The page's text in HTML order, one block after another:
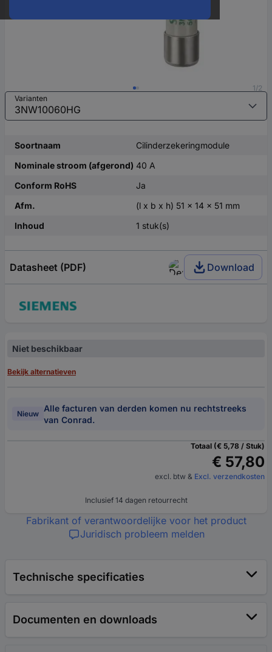
1/2
Varianten
Soortnaam
Cilinderzekeringmodule
Nominale stroom (afgerond) 40 A
Conform RoHS
Ja
Afm.
(l x b x h) 51 x 14 x 51 mm
Inhoud
1 stuk(s)
Datasheet (PDF) Download
Niet beschikbaar
Bekijk alternatieven
Nieuw
Alle facturen van derden komen nu rechtstreeks
van Conrad.
Totaal (€ 5,78 / Stuk)
€ 57,80
excl. btw & Excl. verzendkosten
Inclusief 14 dagen retourrecht
Fabrikant of verantwoordelijke voor het product
Juridisch probleem melden
Technische specificaties
Documenten en downloads